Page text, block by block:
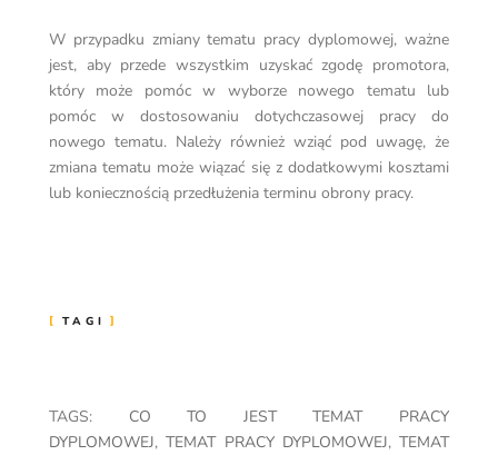
W przypadku zmiany tematu pracy dyplomowej, ważne
jest, aby przede wszystkim uzyskać zgodę promotora,
który może pomóc w wyborze nowego tematu lub
pomóc w dostosowaniu dotychczasowej pracy do
nowego tematu. Należy również wziąć pod uwagę, że
zmiana tematu może wiązać się z dodatkowymi kosztami
lub koniecznością przedłużenia terminu obrony pracy.
TAGI
TAGS: CO TO JEST TEMAT PRACY
DYPLOMOWEJ, TEMAT PRACY DYPLOMOWEJ, TEMAT